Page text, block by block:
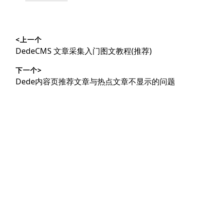
章
导
航
<上一个
上
文
章：
DedeCMS 文章采集入门图文教程(推荐)
下一个>
下
Dede内容页推荐文章与热点文章不显示的问题